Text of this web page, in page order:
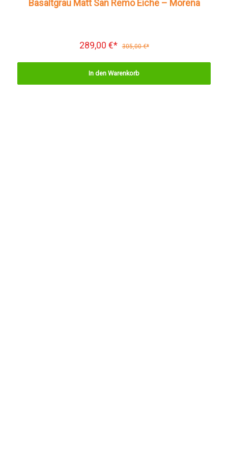
Basaltgrau Matt San Remo Eiche – Morena
289,00 €* 305,00 €*
In den Warenkorb